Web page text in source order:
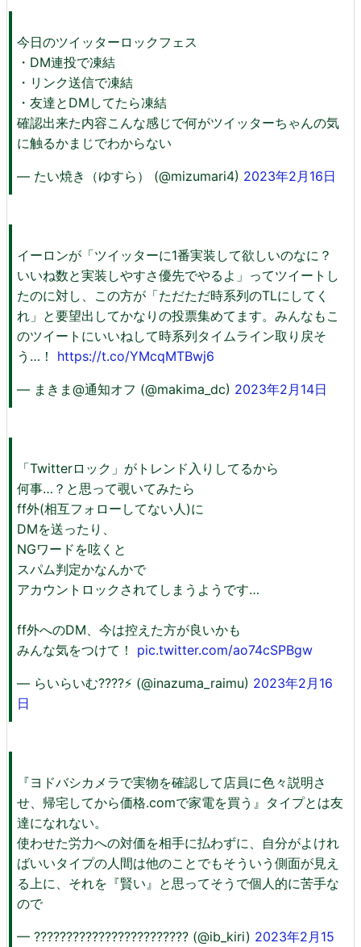
今日のツイッターロックフェス
・DM連投で凍結
・リンク送信で凍結
・友達とDMしてたら凍結
確認出来た内容こんな感じで何がツイッターちゃんの気
に触るかまじでわからない
— たい焼き（ゆすら） (@mizumari4) 2023年2月16日
イーロンが「ツイッターに1番実装して欲しいのなに？
いいね数と実装しやすさ優先でやるよ」ってツイートし
たのに対し、この方が「ただただ時系列のTLにしてく
れ」と要望出してかなりの投票集めてます。みんなもこ
のツイートにいいねして時系列タイムライン取り戻そ
う…！ https://t.co/YMcqMTBwj6
— まきま@通知オフ (@makima_dc) 2023年2月14日
「Twitterロック」がトレンド入りしてるから
何事…？と思って覗いてみたら
ff外(相互フォローしてない人)に
DMを送ったり、
NGワードを呟くと
スパム判定かなんかで
アカウントロックされてしまうようです…
ff外へのDM、今は控えた方が良いかも
みんな気をつけて！ pic.twitter.com/ao74cSPBgw
— らいらいむ????⚡️ (@inazuma_raimu) 2023年2月16
日
『ヨドバシカメラで実物を確認して店員に色々説明さ
せ、帰宅してから価格.comで家電を買う』タイプとは友
達になれない。
使わせた労力への対価を相手に払わずに、自分がよけれ
ばいいタイプの人間は他のことでもそういう側面が見え
る上に、それを『賢い』と思ってそうで個人的に苦手な
ので
— ???????????????????????? (@ib_kiri) 2023年2月15